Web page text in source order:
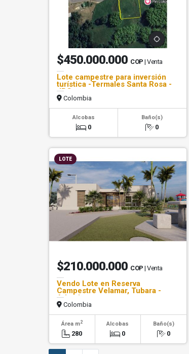
$450.000.000 COP | Venta
Lote campestre para inversión
turística -Termales Santa Rosa -
JPC
Colombia
Alcobas
0
Baño(s)
0
LOTE
$210.000.000 COP | Venta
Vendo Lote en Reserva
Campestre Velamar, Tubara -
Atlantico
Colombia
Área m2
280
Alcobas
0
Baño(s)
0